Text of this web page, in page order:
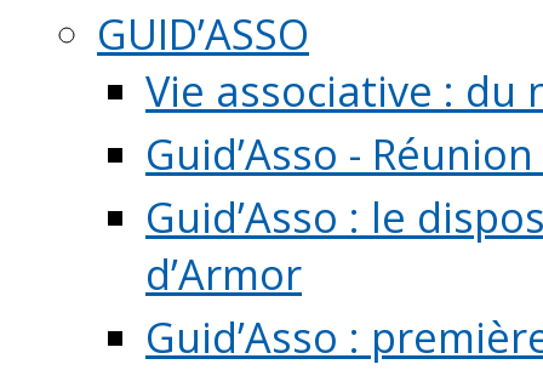
GUID’ASSO
Vie associative : du
Guid’Asso -
Guid’Asso : le
d’Armor
Guid’Asso :